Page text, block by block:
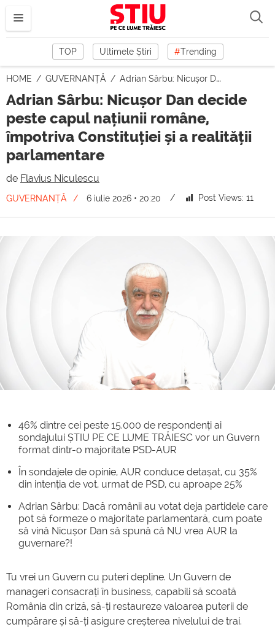
TOP Ultimele Știri #Trending
HOME GUVERNANȚĂ Adrian Sârbu: Nicușor Dan decide peste capul națiunii române, împotriva Constituției și a realității parlamentare
Adrian Sârbu: Nicușor Dan decide
peste capul națiunii române,
împotriva Constituției și a realității
parlamentare
de Flavius Niculescu
GUVERNANȚĂ 6 iulie 2026 • 20:20 Post Views: 11
46% dintre cei peste 15.000 de respondenți ai
sondajului ȘTIU PE CE LUME TRĂIESC vor un Guvern
format dintr-o majoritate PSD-AUR
În sondajele de opinie, AUR conduce detașat, cu 35%
din intenția de vot, urmat de PSD, cu aproape 25%
Adrian Sârbu: Dacă românii au votat deja partidele care
pot să formeze o majoritate parlamentară, cum poate
să vină Nicușor Dan să spună că NU vrea AUR la
guvernare?!
Tu vrei un Guvern cu puteri depline. Un Guvern de
manageri consacrați în business, capabili să scoată
România din criză, să-ți restaureze valoarea puterii de
cumpărare și să-ți asigure creșterea nivelului de trai.